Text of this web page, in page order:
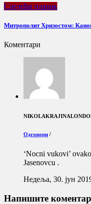
Следећи чланак
Митрополит Хризостом:
Коментари
Одговори /
‘Nocni vukovi’
Jasenovcu .
Недеља, 30. јун
Напишите коментар